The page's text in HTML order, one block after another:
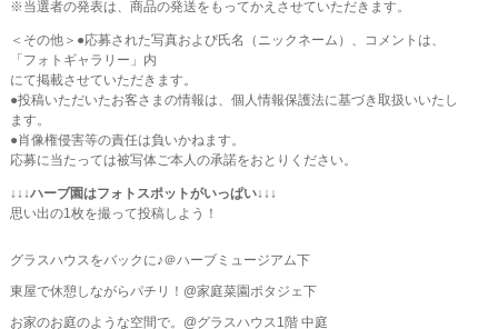
※当選者の発表は、商品の発送をもってかえさせていただきます。
＜その他＞●応募された写真および氏名（ニックネーム）、コメントは、
「フォトギャラリー」内
にて掲載させていただきます。
●投稿いただいたお客さまの情報は、個人情報保護法に基づき取扱いいたし
ます。
●肖像権侵害等の責任は負いかねます。
応募に当たっては被写体ご本人の承諾をおとりください。
↓↓↓ハーブ園はフォトスポットがいっぱい↓↓↓
思い出の1枚を撮って投稿しよう！
グラスハウスをバックに♪＠ハーブミュージアム下
東屋で休憩しながらパチリ！@家庭菜園ポタジェ下
お家のお庭のような空間で。@グラスハウス1階 中庭